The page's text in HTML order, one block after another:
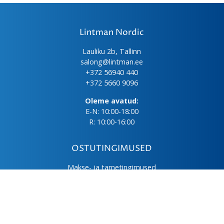
Lintman Nordic
Lauliku 2b, Tallinn
salong@lintman.ee
+372 56940 440
+372 5660 9096
Oleme avatud:
E-N: 10:00-18:00
R: 10:00-16:00
OSTUTINGIMUSED
Makse- ja tarnetingimused